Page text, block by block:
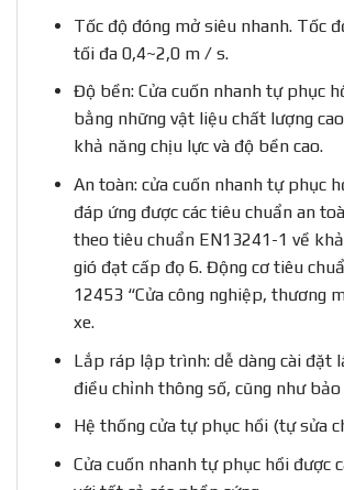
Tốc độ đóng mở siêu nhanh. Tốc
tối đa 0,4~2,0 m / s.
Độ bền: Cửa cuốn nhanh tự phục
bằng những vật liệu chất lượng
khả năng chịu lực và độ bền cao.
An toàn: cửa cuốn nhanh tự phục
đáp ứng được các tiêu chuẩn an
theo tiêu chuẩn EN13241-1 về
gió đạt cấp đọ 6. Động cơ tiêu
12453 “Cửa công nghiệp, thương
xe.
Lắp ráp lập trình: dễ dàng cài đặt
điều chỉnh thông số, cũng như
Hệ thống cửa tự phục hồi (tự sửa
Cửa cuốn nhanh tự phục hồi được